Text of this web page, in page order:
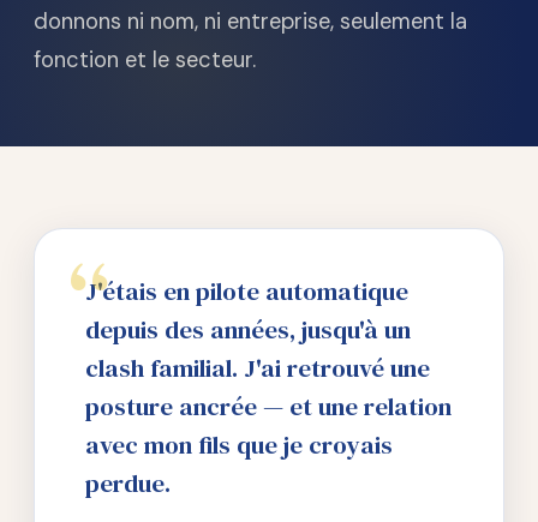
donnons ni nom, ni entreprise, seulement la
fonction et le secteur.
J'étais en pilote automatique
depuis des années, jusqu'à un
clash familial. J'ai retrouvé une
posture ancrée — et une relation
avec mon fils que je croyais
perdue.